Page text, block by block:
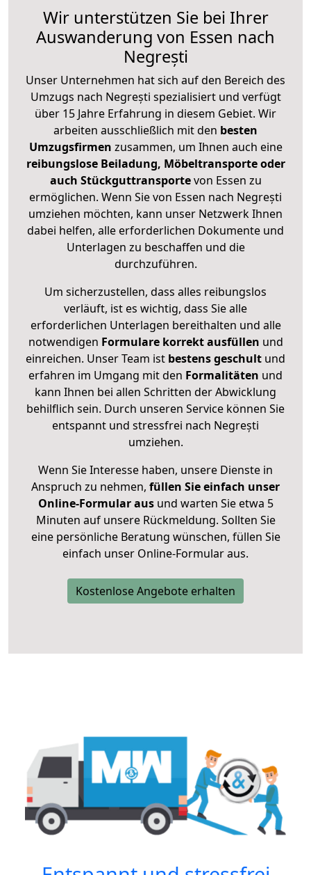
Wir unterstützen Sie bei Ihrer
Auswanderung von Essen nach
Negrești
Unser Unternehmen hat sich auf den Bereich des
Umzugs nach Negrești spezialisiert und verfügt
über 15 Jahre Erfahrung in diesem Gebiet. Wir
arbeiten ausschließlich mit den besten
Umzugsfirmen zusammen, um Ihnen auch eine
reibungslose Beiladung, Möbeltransporte oder
auch Stückguttransportevon Essen zu
ermöglichen. Wenn Sie von Essen nach Negrești
umziehen möchten, kann unser Netzwerk Ihnen
dabei helfen, alle erforderlichen Dokumente und
Unterlagen zu beschaffen und die
durchzuführen.
Um sicherzustellen, dass alles reibungslos
verläuft, ist es wichtig, dass Sie alle
erforderlichen Unterlagen bereithalten und alle
notwendigen Formulare korrekt ausfüllen und
einreichen. Unser Team ist bestens geschult und
erfahren im Umgang mit den Formalitäten und
kann Ihnen bei allen Schritten der Abwicklung
behilflich sein. Durch unseren Service können Sie
entspannt und stressfrei nach Negrești
umziehen.
Wenn Sie Interesse haben, unsere Dienste in
Anspruch zu nehmen, füllen Sie einfach unser
Online-Formular ausund warten Sie etwa 5
Minuten auf unsere Rückmeldung. Sollten Sie
eine persönliche Beratung wünschen, füllen Sie
einfach unser Online-Formular aus.
Kostenlose Angebote erhalten